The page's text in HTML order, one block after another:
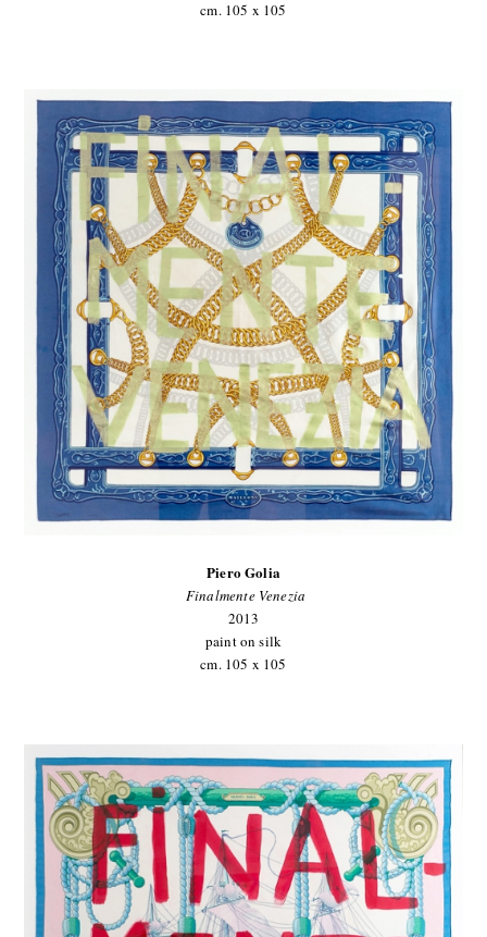
cm. 105 x 105
Piero Golia
Finalmente Venezia
2013
paint on silk
cm. 105 x 105